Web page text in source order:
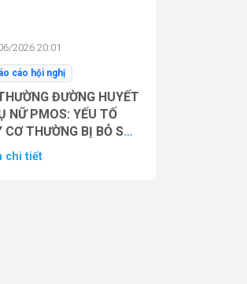
2026 20:01
cáo hội nghị
ĐƯỜNG HUYẾT
NỮ PMOS: YẾU TỐ
CƠ THƯỜNG BỊ BỎ SÓT
LIỆU TỪ NGHIÊN CỨU
chi tiết